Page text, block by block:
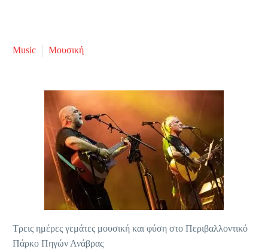
Music Μουσική
Τρεις ημέρες γεμάτες μουσική και φύση στο Περιβαλλοντικό
Πάρκο Πηγών Ανάβρας